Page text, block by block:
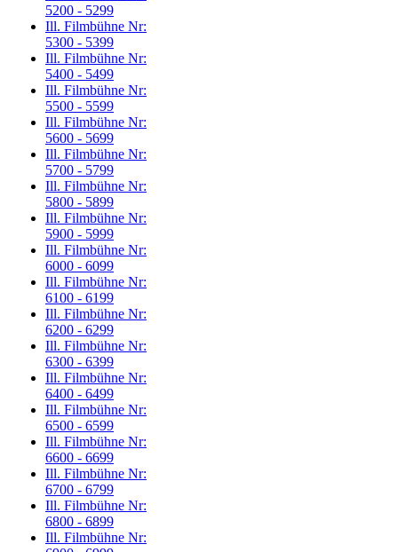
5200 - 5299
Ill. Filmbühne Nr:
5300 - 5399
Ill. Filmbühne Nr:
5400 - 5499
Ill. Filmbühne Nr:
5500 - 5599
Ill. Filmbühne Nr:
5600 - 5699
Ill. Filmbühne Nr:
5700 - 5799
Ill. Filmbühne Nr:
5800 - 5899
Ill. Filmbühne Nr:
5900 - 5999
Ill. Filmbühne Nr:
6000 - 6099
Ill. Filmbühne Nr:
6100 - 6199
Ill. Filmbühne Nr:
6200 - 6299
Ill. Filmbühne Nr:
6300 - 6399
Ill. Filmbühne Nr:
6400 - 6499
Ill. Filmbühne Nr:
6500 - 6599
Ill. Filmbühne Nr:
6600 - 6699
Ill. Filmbühne Nr:
6700 - 6799
Ill. Filmbühne Nr:
6800 - 6899
Ill. Filmbühne Nr: